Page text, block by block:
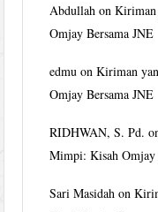
Abdullah onKiriman
Omjay Bersama JNE
edmu onKiriman
Omjay Bersama JNE
RIDHWAN, S. Pd.
Mimpi: Kisah Omjay
Sari Masidah on